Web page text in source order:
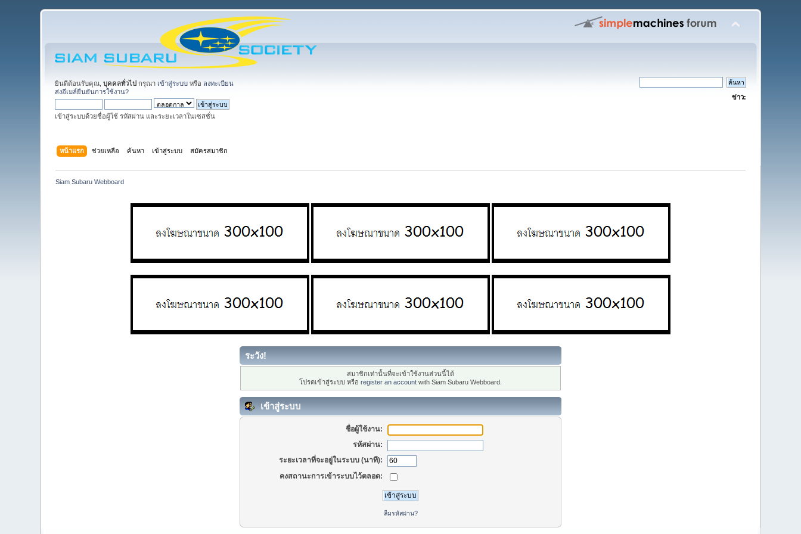
ยินดีต้อนรับคุณ,บุคคลทั่วไป กรุณา เข้าสู่ระบบ หรือ ลงทะเบียน
ส่งอีเมล์ยืนยันการใช้งาน?
เข้าสู่ระบบด้วยชื่อผู้ใช้ รหัสผ่าน และระยะเวลาในเซสชั่น
ข่าว:
หน้าแรก ช่วยเหลือ ค้นหา เข้าสู่ระบบ สมัครสมาชิก
Siam Subaru Webboard
ระวัง!
สมาชิกเท่านั้นที่จะเข้าใช้งานส่วนนี้ได้
โปรดเข้าสู่ระบบ หรือ register an account with Siam Subaru Webboard.
เข้าสู่ระบบ
ชื่อผู้ใช้งาน:
รหัสผ่าน:
ระยะเวลาที่จะอยู่ในระบบ (นาที):
คงสถานะการเข้าระบบไว้ตลอด:
ลืมรหัสผ่าน?